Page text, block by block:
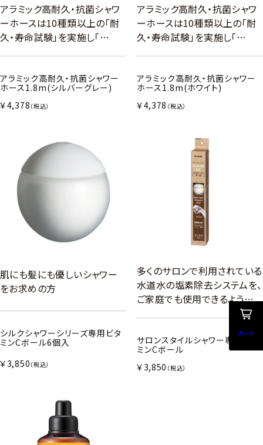
アラミック高耐久・抗菌シャワ
ーホースは10種類以上の「耐
久・寿命試験」を実施し「…
アラミック高耐久・抗菌シャワー
ホース1.8m(シルバーグレー)
￥4,378 （税込）
アラミック高耐久・抗菌シャワ
ーホースは10種類以上の「耐
久・寿命試験」を実施し「…
アラミック高耐久・抗菌シャワー
ホース1.8m(ホワイト)
￥4,378 （税込）
肌にも髪にも優しいシャワー
をお求めの方
シルクシャワーシリーズ専用ビタ
ミンCボール6個入
￥3,850 （税込）
多くのサロンで利用されている
水道水の塩素除去システムを、
ご家庭でも使用できるよう…
サロンスタイルシャワー専用 ビタ
ミンCボール
￥3,850 （税込）
カート